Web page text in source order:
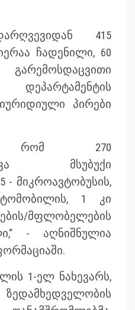
415
ჩადენილი, 60
დეპარტამენტის
პირები
რომ 270
მსუბუქი
- მიკროავტობუსის,
1 კი
მფლობელების
- აღნიშნულია
1-ელ ნახევარს,